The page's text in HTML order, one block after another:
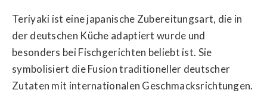
Teriyaki ist eine japanische Zubereitungsart, die in
der deutschen Küche adaptiert wurde und
besonders bei Fischgerichten beliebt ist. Sie
symbolisiert die Fusion traditioneller deutscher
Zutaten mit internationalen Geschmacksrichtungen.